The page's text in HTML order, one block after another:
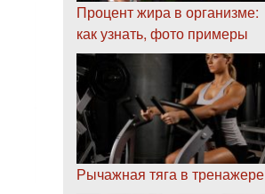
Процент жира в организме:
как узнать, фото примеры
Рычажная тяга в тренажере